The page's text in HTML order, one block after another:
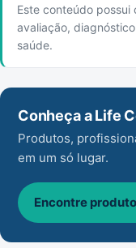
Este conteúdo
avaliação,
saúde.
Conheça a Life
Produtos,
em um só lugar.
Encontre